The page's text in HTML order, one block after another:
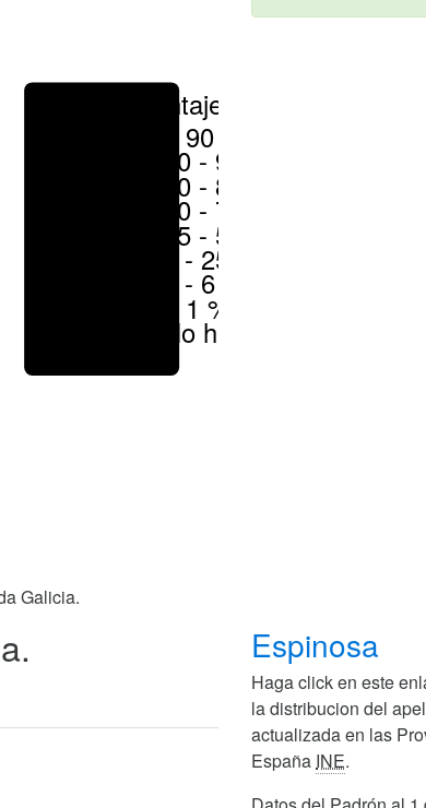
Porcentajes
> 90 %
80 - 90 %
70 - 80 %
50 - 70 %
25 - 50 %
6 - 25 %
1 - 6 %
< 1 %
No hay
Galicia.
Espinosa
Haga click en este
la distribucion del
actualizada en las
España INE.